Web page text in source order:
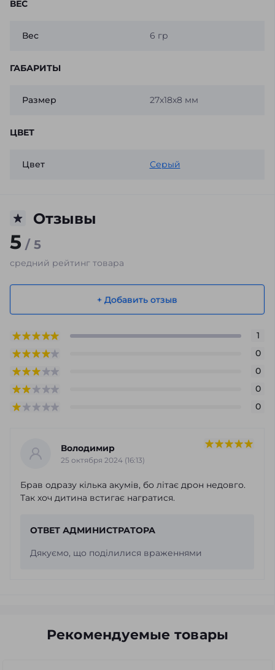
ВЕС
Вес 6 гр
ГАБАРИТЫ
Размер 27х18х8 мм
ЦВЕТ
Цвет Серый
Отзывы
5 / 5
средний рейтинг товара
+ Добавить отзыв
1
0
0
0
0
Володимир
25 октября 2024 (16:13)
Брав одразу кілька акумів, бо літає дрон недовго.
Так хоч дитина встигає награтися.
ОТВЕТ АДМИНИСТРАТОРА
Дякуємо, що поділилися враженнями
Рекомендуемые товары